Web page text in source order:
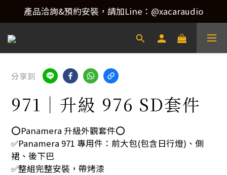
產品洽詢&預約安裝，請加Line：@xacaraudio
產品洽詢&預約安裝，請加Line：@xacaraudio
歡迎來電洽詢 02-22773788！
產品洽詢&預約安裝，請加Line：@xacaraudio
分享到
971｜升級 976 SD套件
⭕️Panamera 升級外觀套件⭕️
✅Panamera 971 專用件：前大包(包含日行燈)、側
裙、後下巴
✅整組完整安裝，帶烤漆